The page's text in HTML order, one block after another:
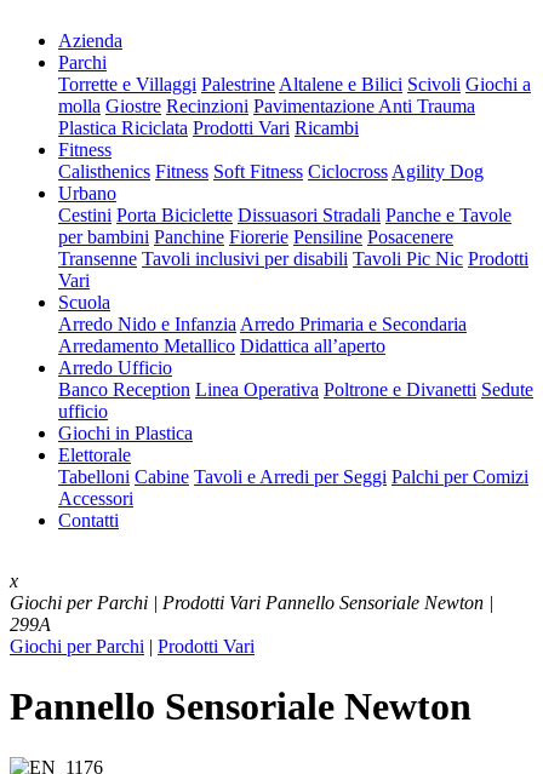
Azienda
Parchi
Torrette e Villaggi Palestrine Altalene e Bilici Scivoli Giochi a
molla Giostre Recinzioni Pavimentazione Anti Trauma
Plastica Riciclata Prodotti Vari Ricambi
Fitness
Calisthenics Fitness Soft Fitness Ciclocross Agility Dog
Urbano
Cestini Porta Biciclette Dissuasori Stradali Panche e Tavole
per bambini Panchine Fiorerie Pensiline Posacenere
Transenne Tavoli inclusivi per disabili Tavoli Pic Nic Prodotti
Vari
Scuola
Arredo Nido e Infanzia Arredo Primaria e Secondaria
Arredamento Metallico Didattica all’aperto
Arredo Ufficio
Banco Reception Linea Operativa Poltrone e Divanetti Sedute
ufficio
Giochi in Plastica
Elettorale
Tabelloni Cabine Tavoli e Arredi per Seggi Palchi per Comizi
Accessori
Contatti
x
Giochi per Parchi | Prodotti Vari Pannello Sensoriale Newton |
299A
Giochi per Parchi | Prodotti Vari
Pannello Sensoriale Newton